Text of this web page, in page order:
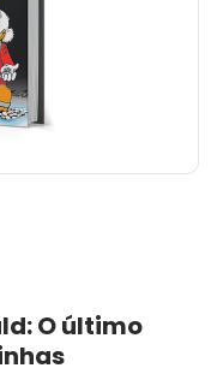
O último